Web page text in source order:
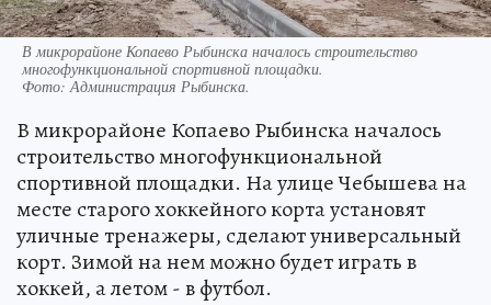
В микрорайоне Копаево Рыбинска началось строительство
многофункциональной спортивной площадки.
Фото:Администрация Рыбинска.
В микрорайоне Копаево Рыбинска началось
строительство многофункциональной
спортивной площадки. На улице Чебышева на
месте старого хоккейного корта установят
уличные тренажеры, сделают универсальный
корт. Зимой на нем можно будет играть в
хоккей, а летом - в футбол.